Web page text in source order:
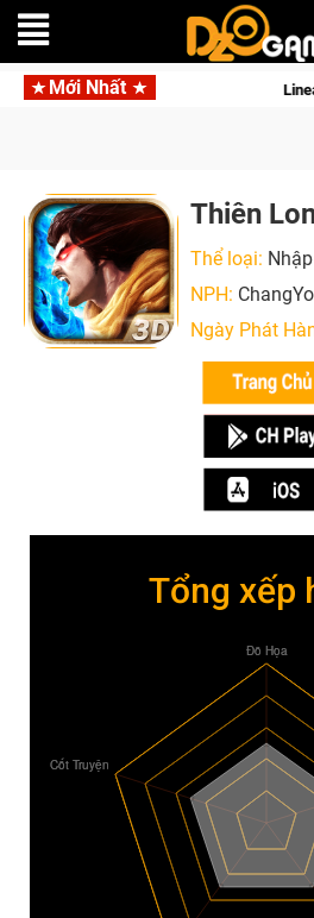
Mới Nhất
và tài phú sẽ về tay kẻ đoạt được Vương
Thiên
Thể loại:
NPH:
Ngày Phát
Tổng xếp